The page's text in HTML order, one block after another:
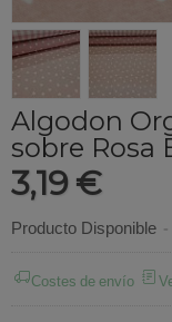
Algodon
sobre Rosa
3,19 €
Producto Disponible -
Costes de envío